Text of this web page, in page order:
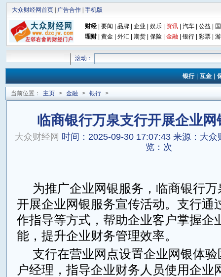
大众财经网首页| 广告合作| 手机版
财经| 要闻 品牌| 企业 娱乐| 资讯| 汽车| 公益
理财| 黄金| 外汇| 期货| 保险| 金融| 银行 彩票|
滚动：
银行|互金|
当前位置： 主页 > 金融 > 银行 >
临商银行万泉支行开展企业网
大众财经网 时间：2025-09-30 17:07:43 来源：大众
览： 次
为推广企业网银服务，临商银行
开展企业网银服务宣传活动。支行通
作指导等方式，帮助企业客户掌握企
能，提升企业财务管理效率。
支行在营业网点设置企业网银体
户经理，指导企业财务人员使用企业